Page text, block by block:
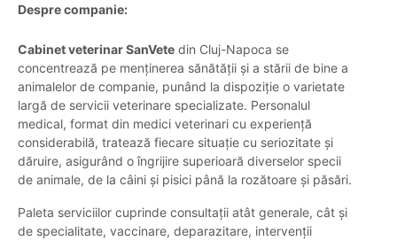
Despre companie:
Cabinet veterinar SanVete din Cluj-Napoca se
concentrează pe menținerea sănătății și a stării de bine a
animalelor de companie, punând la dispoziție o varietate
largă de servicii veterinare specializate. Personalul
medical, format din medici veterinari cu experiență
considerabilă, tratează fiecare situație cu seriozitate și
dăruire, asigurând o îngrijire superioară diverselor specii
de animale, de la câini și pisici până la rozătoare și păsări.
Paleta serviciilor cuprinde consultații atât generale, cât și
de specialitate, vaccinare, deparazitare, intervenții